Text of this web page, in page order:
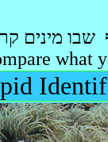
מינים
what